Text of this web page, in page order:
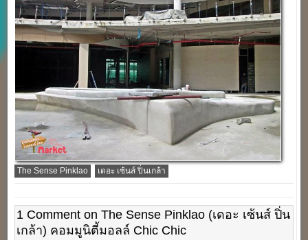
The Sense Pinklao เดอะ เซ้นส์ ปิ่นเกล้า
1 Comment on The Sense Pinklao (เดอะ เซ้นส์ ปิ่น
เกล้า) คอมมูนิตี้มอลล์ Chic Chic